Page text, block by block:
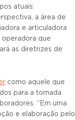
atuais:
a área de
e articuladora
operadora que
as diretrizes de
como aquele que
para a tomada
“Em uma
e elaboração pelo